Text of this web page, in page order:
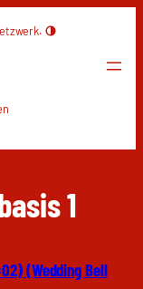
1
(Wedding Bell